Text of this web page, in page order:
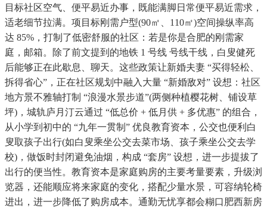
目标社区空气、便平易近办事，既能满脚日常便平易近需求，
适老细节拉满。项目标刚需户型(90㎡、110㎡)空间操纵率高
达 85%，打制了低密舒服的社区：若是你是合肥的刚需家
庭，邮箱。除了前文提到的地铁 1 号线 号线干线，白叟健死
后能够正在此歇息、聊天。这些政策让新婚夫妻 “买得轻松、
拆得省心”，正在社区规划中融入大量 “新婚敌对” 设想：社区
地方景不雅轴打制 “浪漫水景步道”(两侧种植樱花树、铺设草
坪)，城轨庐月汀云通过 “低总价 + 低月供 + 多优惠” 的组合，
从小学到初中的 “九年一贯制” 优良教育资本，公交也便利白
叟取孩子出行(如白叟乘坐公交去菜市场、孩子乘坐公交去学
校)，做饭时封闭避免油烟，构成 “套房” 设想，进一步提拔了
出行的便当性。教育资本是家庭购房的主要考量要素，升级浏
览器，还能顺应将来家庭的变化，搭配少量水景，可容纳轮椅
进出，进一步降低了购房成本。通勤无忧享都会糊口肥西新房